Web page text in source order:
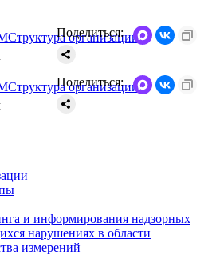
Структура организации
Поделиться:
Структура организации
Поделиться:
и информирования надзорных
нарушениях в области
измерений